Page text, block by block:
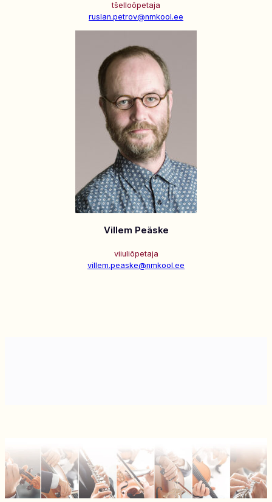
tšelloõpetaja
ruslan.petrov@nmkool.ee
Villem Peäske
viiuliõpetaja
villem.peaske@nmkool.ee